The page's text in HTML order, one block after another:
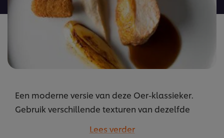
Een moderne versie van deze Oer-klassieker.
Gebruik verschillende texturen van dezelfde
Lees verder